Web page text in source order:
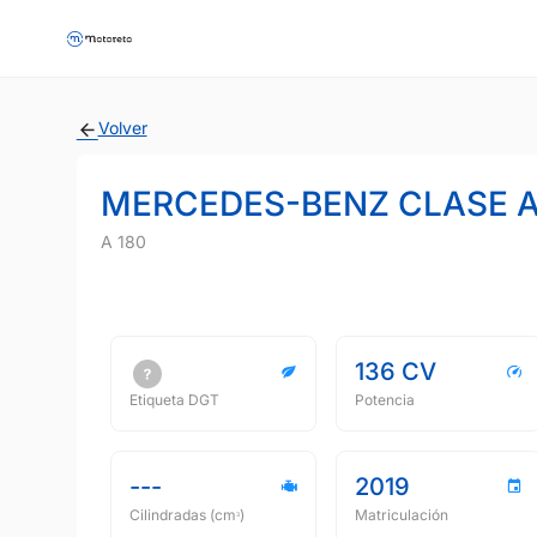
Volver
MERCEDES-BENZ CLASE
A 180
Etiqueta DGT
136 CV
Potencia
---
Cilindradas (cmᵌ)
2019
Matriculación